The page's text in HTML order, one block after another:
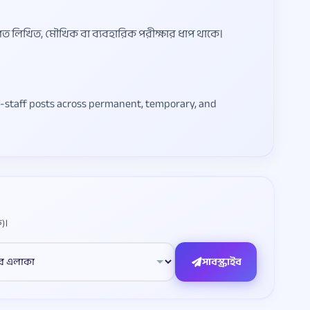
মৌখিক বা ব্যবহারিক পরীক্ষার ধাপ থাকে।
posts across permanent, temporary, and
সাবস্ক্রাইব